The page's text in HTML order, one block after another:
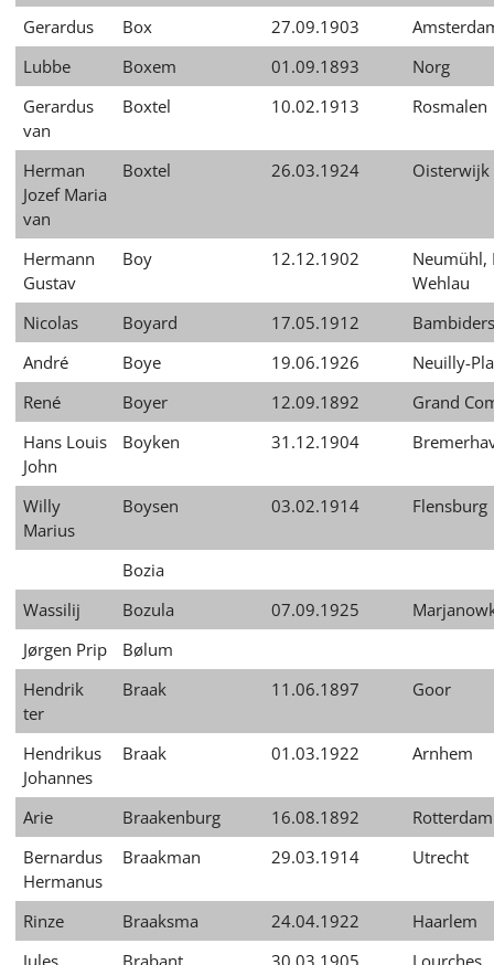
العربية
日
本
Gerardus
Box 27.09.1903
Lubbe
Boxem 01.09.1893
Norg
Gerardus
van
Boxtel 10.02.1913 Rosmalen
Herman
Jozef Maria
van
Boxtel 26.03.1924 Oisterwijk
Hermann
Gustav
Boy 12.12.1902
Neumühl,
Wehlau
Nicolas
Boyard 17.05.1912
André
Boye 19.06.1926
Neuilly-
René
Boyer 12.09.1892
Grand
Hans Louis
John
Boyken 31.12.1904
Willy
Marius
Boysen 03.02.1914 Flensburg
Bozia
Wassilij
Bozula 07.09.1925
Jørgen Prip
Bølum
Hendrik
ter
Braak 11.06.1897 Goor
Hendrikus
Johannes
Braak 01.03.1922 Arnhem
Arie Braakenburg 16.08.1892
Rotterdam
Bernardus
Hermanus
Braakman 29.03.1914 Utrecht
Rinze Braaksma 24.04.1922
Haarlem